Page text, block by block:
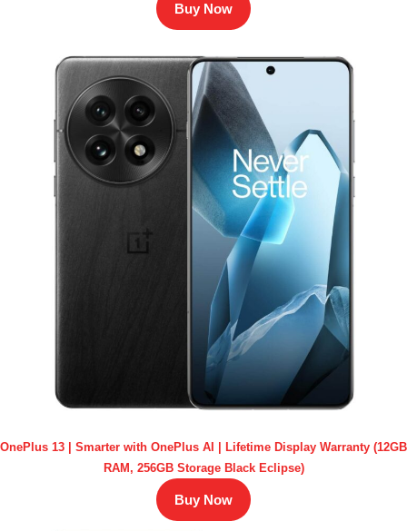
Buy Now
OnePlus 13 | Smarter with OnePlus AI | Lifetime Display Warranty (12GB
RAM, 256GB Storage Black Eclipse)
Buy Now